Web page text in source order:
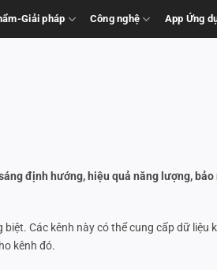
Giải pháp Công nghệ App Ứng
định hướng, hiệu quả năng lượng,
Các kênh này có thể cung cấp dữ liệu
kênh đó.